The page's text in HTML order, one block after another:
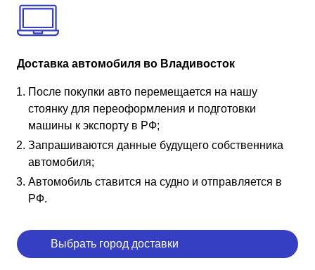
Доставка автомобиля во Владивосток
После покупки авто перемещается на нашу
стоянку для переоформления и подготовки
машины к экспорту в РФ;
Запрашиваются данные будущего собственника
автомобиля;
Автомобиль ставится на судно и отправляется в
РФ.
Выбрать город доставки